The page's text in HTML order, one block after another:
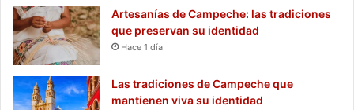
Artesanías de Campeche: las tradiciones
que preservan su identidad
Hace 1 día
Las tradiciones de Campeche que
mantienen viva su identidad